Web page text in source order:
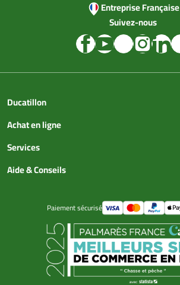
Entreprise Française
Suivez-nous
Ducatillon
Achat en ligne
Services
Aide & Conseils
Paiement sécurisé